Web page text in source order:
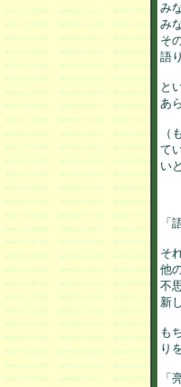
み
み
そ
語
と
あ
（
て
い
「
そ
他
不
新
も
り
「